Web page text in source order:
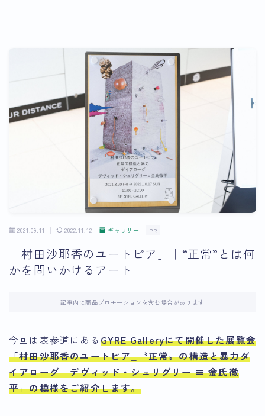
2021.09.11 2022.11.12 ギャラリー PR
「村田沙耶香のユートピア」｜“正常”とは何
かを問いかけるアート
記事内に商品プロモーションを含む場合があります
今回は表参道にあるGYRE Galleryにて開催した展覧会
「村田沙耶香のユートピア_〝正常〟の構造と暴力ダ
イアローグ デヴィッド・シュリグリー ≡ 金氏徹
平」の模様をご紹介します。